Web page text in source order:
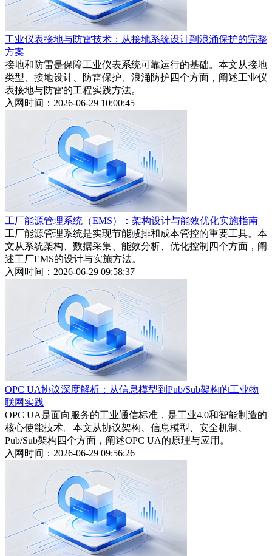
工业仪表接地与防雷技术：从接地系统设计到浪涌保护的完整
方案
接地和防雷是保障工业仪表系统可靠运行的基础。本文从接地
类型、接地设计、防雷保护、浪涌防护四个方面，阐述工业仪
表接地与防雷的工程实践方法。
入网时间：2026-06-29 10:00:45
工厂能源管理系统（EMS）：架构设计与能效优化实施指南
工厂能源管理系统是实现节能减排和成本管控的重要工具。本
文从系统架构、数据采集、能效分析、优化控制四个方面，阐
述工厂EMS的设计与实施方法。
入网时间：2026-06-29 09:58:37
OPC UA协议深度解析：从信息模型到Pub/Sub架构的工业物
联网实践
OPC UA是面向服务的工业通信标准，是工业4.0和智能制造的
核心使能技术。本文从协议架构、信息模型、安全机制、
Pub/Sub架构四个方面，阐述OPC UA的原理与应用。
入网时间：2026-06-29 09:56:26